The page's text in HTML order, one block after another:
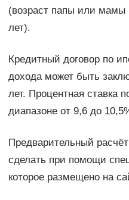
(возраст папы или
лет).
Кредитный договор по
дохода может быть
лет. Процентная ставка
диапазоне от 9,6 до
Предварительный
сделать при помощи
которое размещено на